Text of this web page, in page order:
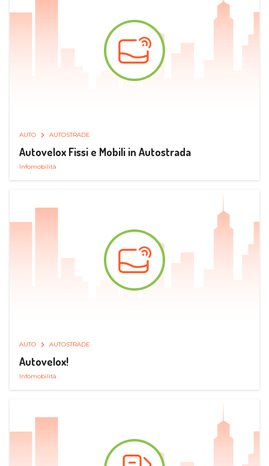
AUTO AUTOSTRADE
Autovelox Fissi e Mobili in Autostrada
Infomobilità
AUTO AUTOSTRADE
Autovelox!
Infomobilità